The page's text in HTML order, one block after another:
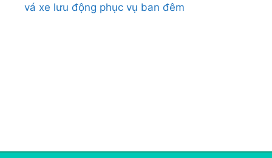
vá xe lưu động phục vụ ban đêm